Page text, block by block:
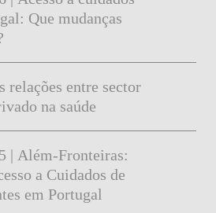
Que mudanças
relações entre sector
na saúde
a Cuidados de
em Portugal